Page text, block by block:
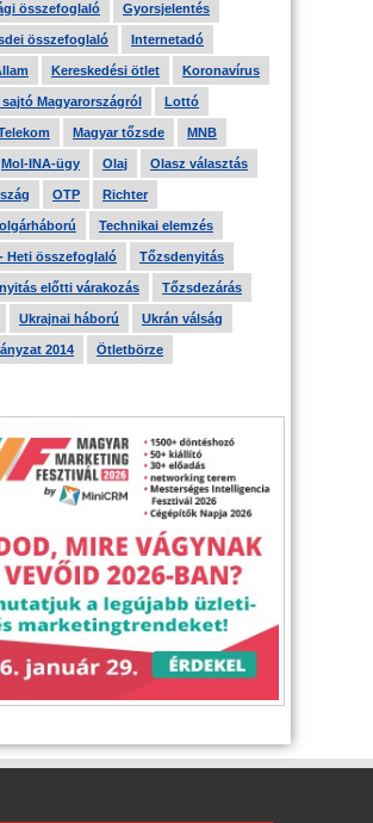
összefoglaló Gyorsjelentés
összefoglaló Internetadó
Kereskedési ötlet Koronavírus
Magyarországról Lottó
Magyar tőzsde MNB
Mol-INA-ügy Olaj Olasz választás
OTP Richter
Technikai elemzés
Heti összefoglaló Tőzsdenyitás
előtti várakozás Tőzsdezárás
Ukrajnai háború Ukrán válság
2014 Ötletbörze